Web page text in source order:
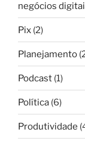
negócios
Pix (2)
Planejamento
Podcast (1)
Política (6)
Produtividade